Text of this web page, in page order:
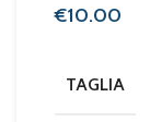
€
TAGLIA